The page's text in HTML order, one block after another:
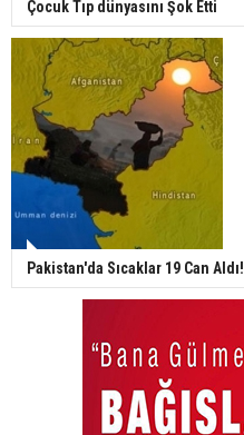
Çocuk Tıp dünyasını Şok Etti
Pakistan'da Sıcaklar 19 Can Aldı!